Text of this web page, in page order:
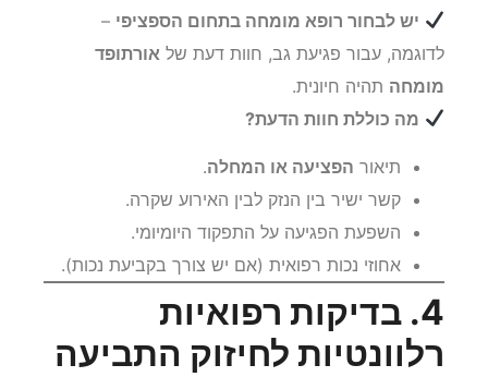
יש לבחור רופא מומחה בתחום הספציפי –
לדוגמה, עבור פגיעת גב, חוות דעת של אורתופד
מומחה תהיה חיונית.
מה כוללת חוות הדעת?
תיאור הפציעה או המחלה.
קשר ישיר בין הנזק לבין האירוע שקרה.
השפעת הפגיעה על התפקוד היומיומי.
אחוזי נכות רפואית (אם יש צורך בקביעת נכות).
4. בדיקות רפואיות
רלוונטיות לחיזוק התביעה